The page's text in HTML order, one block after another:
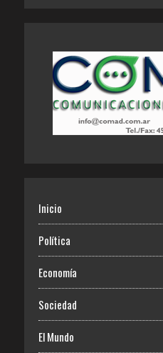
Inicio
Política
Economía
Sociedad
El Mundo